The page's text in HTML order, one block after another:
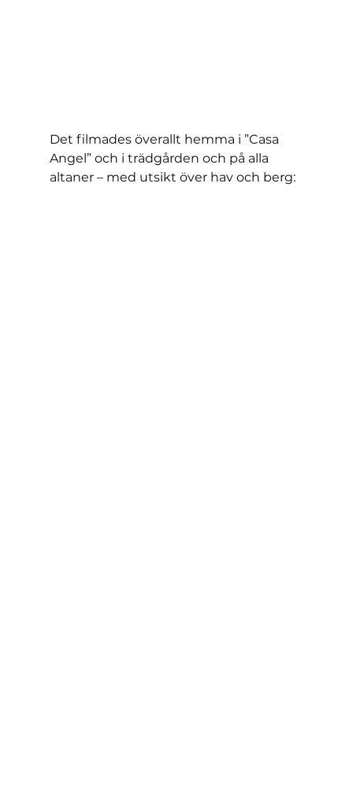
Det filmades överallt hemma i ”Casa
Angel” och i trädgården och på alla
altaner – med utsikt över hav och berg: